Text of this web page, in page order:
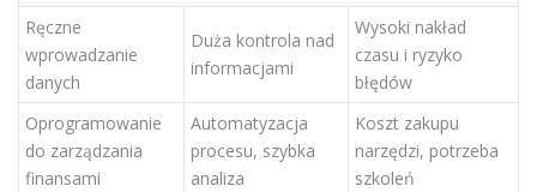
Ręczne
wprowadzanie
danych
Duża kontrola nad
informacjami
Wysoki nakład
czasu i ryzyko
błędów
Oprogramowanie
do zarządzania
finansami
Automatyzacja
procesu, szybka
analiza
Koszt zakupu
narzędzi, potrzeba
szkoleń